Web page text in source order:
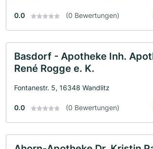
0.0 (0 Bewertungen)
Basdorf - Apotheke Inh.
René Rogge e. K.
Fontanestr. 5, 16348 Wandlitz
0.0 (0 Bewertungen)